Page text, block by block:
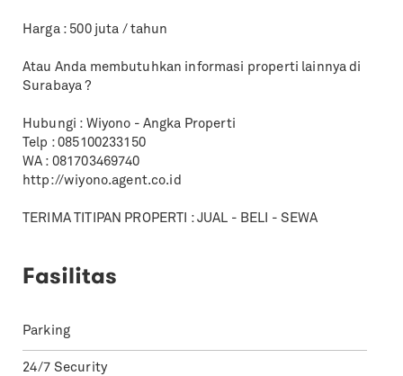
Harga : 500 juta / tahun
Atau Anda membutuhkan informasi properti lainnya di
Surabaya ?
Hubungi : Wiyono - Angka Properti
Telp : 085100233150
WA : 081703469740
http://wiyono.agent.co.id
TERIMA TITIPAN PROPERTI : JUAL - BELI - SEWA
Fasilitas
Parking
24/7 Security